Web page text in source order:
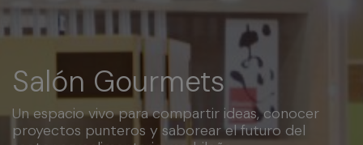
Salón Gourmets
Un espacio vivo para compartir ideas, conocer
proyectos punteros y saborear el futuro del